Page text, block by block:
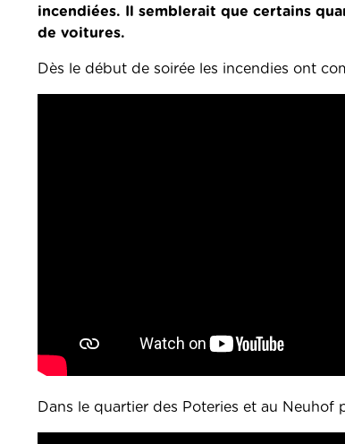
incendiées. Il semblerait que certains
de voitures.
Dès le début de soirée les incendies ont
Dans le quartier des Poteries et au Neuhof